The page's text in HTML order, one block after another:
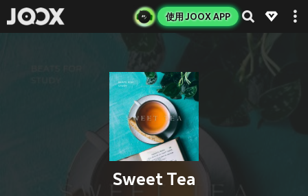
使用 JOOX APP
Sweet Tea